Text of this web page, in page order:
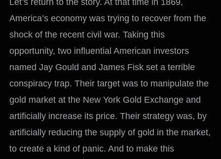
America’s economy was trying to recover from the
shock of the recent civil war. Taking this
opportunity, two influential American investors
named Jay Gould and James Fisk set a terrible
conspiracy trap. Their target was to manipulate the
gold market at the New York Gold Exchange and
artificially increase its price. Their strategy was, by
artificially reducing the supply of gold in the market,
to create a kind of panic. And to make this